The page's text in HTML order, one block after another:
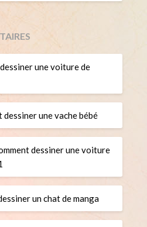
une voiture de
dessiner une vache bébé
dessiner une voiture
un chat de manga